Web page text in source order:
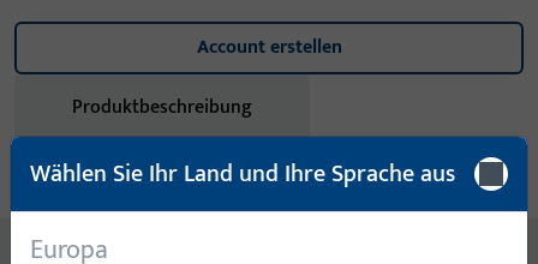
Account erstellen
Produktbeschreibung
Technische Daten Downloads
Wählen Sie Ihr Land und Ihre Sprache aus
Europa